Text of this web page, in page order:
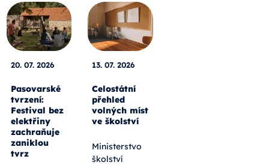
20. 07. 2026
Pasovarské
tvrzení:
Festival bez
elektřiny
zachraňuje
zaniklou
tvrz
13. 07. 2026
Celostátní
přehled
volných míst
ve školství
Ministerstvo
školství